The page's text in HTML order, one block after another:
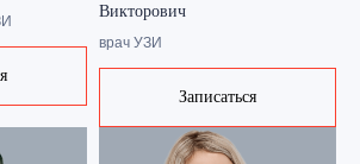
Викторович
врач УЗИ
Записаться